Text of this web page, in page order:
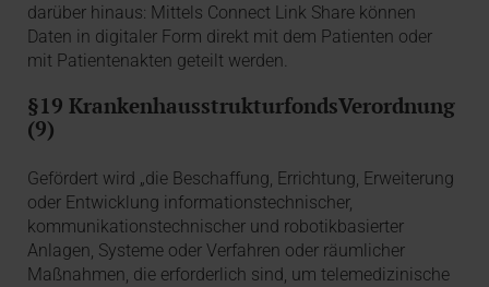
darüber hinaus: Mittels Connect Link Share können
Daten in digitaler Form direkt mit dem Patienten oder
mit Patientenakten geteilt werden.
§19 KrankenhausstrukturfondsVerordnung
(9)
Gefördert wird „die Beschaffung, Errichtung, Erweiterung
oder Entwicklung informationstechnischer,
kommunikationstechnischer und robotikbasierter
Anlagen, Systeme oder Verfahren oder räumlicher
Maßnahmen, die erforderlich sind, um telemedizinische